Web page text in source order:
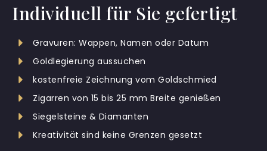
Individuell für Sie gefertigt
Gravuren: Wappen, Namen oder Datum
Goldlegierung aussuchen
kostenfreie Zeichnung vom Goldschmied
Zigarren von 15 bis 25 mm Breite genießen
Siegelsteine & Diamanten
Kreativität sind keine Grenzen gesetzt